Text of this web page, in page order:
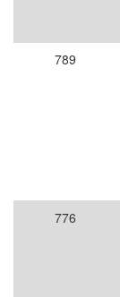
789
776